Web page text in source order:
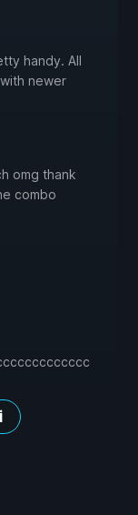
handy. All
newer
omg thank
combo